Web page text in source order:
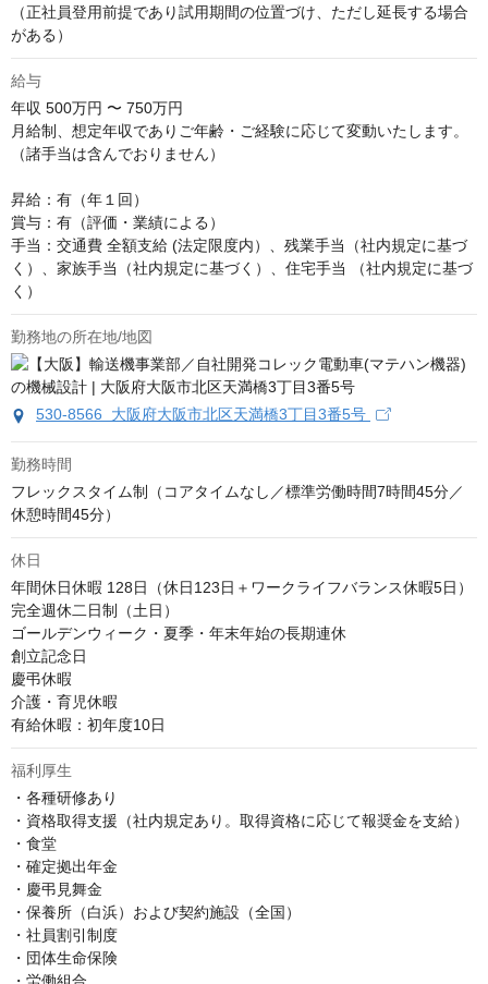
（正社員登用前提であり試用期間の位置づけ、ただし延長する場合
がある）
給与
年収 500万円 〜 750万円
月給制、想定年収でありご年齢・ご経験に応じて変動いたします。
（諸手当は含んでおりません）
昇給：有（年１回）
賞与：有（評価・業績による）
手当：交通費 全額支給 (法定限度内）、残業手当（社内規定に基づ
く）、家族手当（社内規定に基づく）、住宅手当 （社内規定に基づ
く）
勤務地の所在地/地図
530-8566 大阪府大阪市北区天満橋3丁目3番5号
勤務時間
フレックスタイム制（コアタイムなし／標準労働時間7時間45分／
休憩時間45分）
休日
年間休日休暇 128日（休日123日＋ワークライフバランス休暇5日）
完全週休二日制（土日）
ゴールデンウィーク・夏季・年末年始の長期連休
創立記念日
慶弔休暇
介護・育児休暇
有給休暇：初年度10日
福利厚生
・各種研修あり
・資格取得支援（社内規定あり。取得資格に応じて報奨金を支給）
・食堂
・確定拠出年金
・慶弔見舞金
・保養所（白浜）および契約施設（全国）
・社員割引制度
・団体生命保険